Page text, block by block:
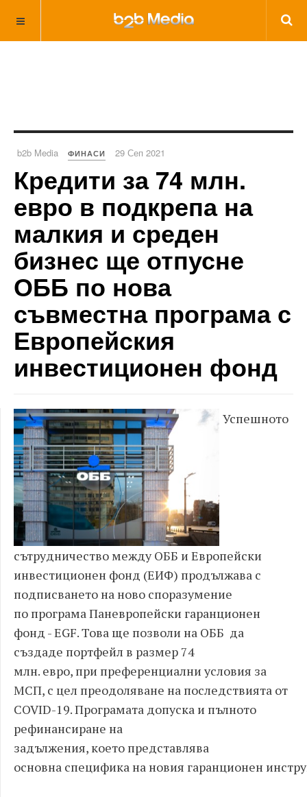
b2b Media ФИНАСИ 29 Сеп 2021
Кредити за 74 млн.
евро в подкрепа на
малкия и среден
бизнес ще отпусне
ОББ по нова
съвместна програма с
Европейския
инвестиционен фонд
Успешното
сътрудничество между ОББ и Европейски
инвестиционен фонд (ЕИФ) продължава с
подписването на ново споразумение
по програма Паневропейски гаранционен
фонд - EGF. Това ще позволи на ОББ да
създаде портфейл в размер 74
млн. евро, при преференциални условия за
МСП, с цел преодоляване на последствията от
COVID-19. Програмата допуска и пълното
рефинансиране на
задължения, което представлява
основна специфика на новия гаранционен